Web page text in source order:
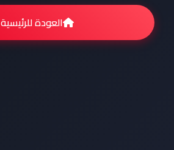
العودة للرئيسية